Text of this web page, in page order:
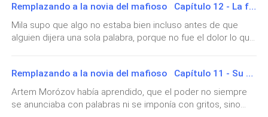
la novia. Sonrisas forzadas. Nervios mal disimulados.
Y finalmente, los padres de Daria Orlov.
mientras miraba la puerta como si con eso pudiera
Remplazando a la novia del mafioso Capítulo 12 - La familia que siempre soñó.
Mila supo que algo no estaba bien incluso antes de que
alguien dijera una sola palabra, porque no fue el dolor lo que
pero deja de incluirte, como si el mundo hubiera decidido
continuar sin ti mientras tú te quedabas detenida en un
punto del que no sabes cómo salir.Se llevó la mano al
vientre casi por reflejo, esperando encontrar algo, cualquier
Remplazando a la novia del mafioso Capítulo 11 - Su traición
Artem Morózov había aprendido, que el poder no siempre
se anunciaba con palabras ni se imponía con gritos, sino